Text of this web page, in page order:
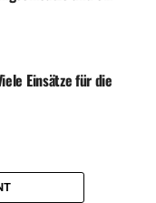
Einsatzstelle
einer guten
Rettungsdienst
Einsätze für die